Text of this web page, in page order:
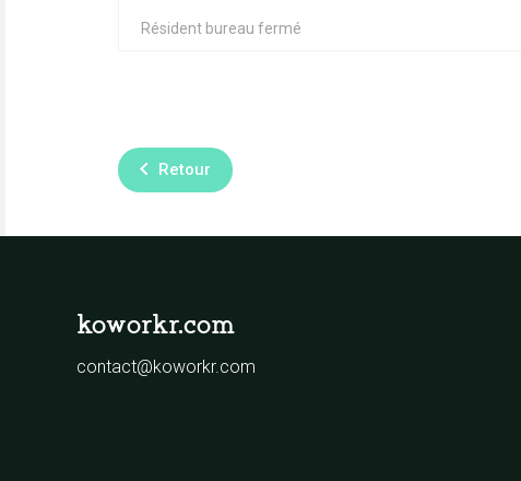
Résident bureau fermé
Retour
koworkr.com
contact@koworkr.com